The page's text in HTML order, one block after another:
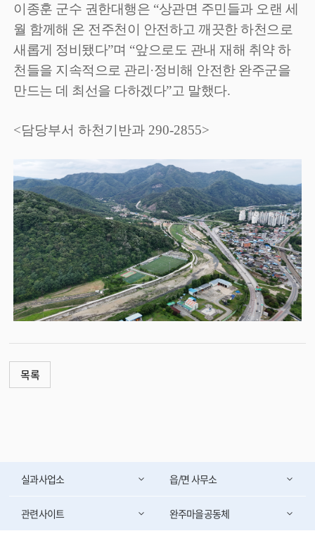
이종훈 군수 권한대행은 “상관면 주민들과 오랜 세
월 함께해 온 전주천이 안전하고 깨끗한 하천으로
새롭게 정비됐다”며 “앞으로도 관내 재해 취약 하
천들을 지속적으로 관리·정비해 안전한 완주군을
만드는 데 최선을 다하겠다”고 말했다.
<담당부서 하천기반과 290-2855>
목록
실과사업소 읍/면 사무소
관련사이트 완주마을공동체